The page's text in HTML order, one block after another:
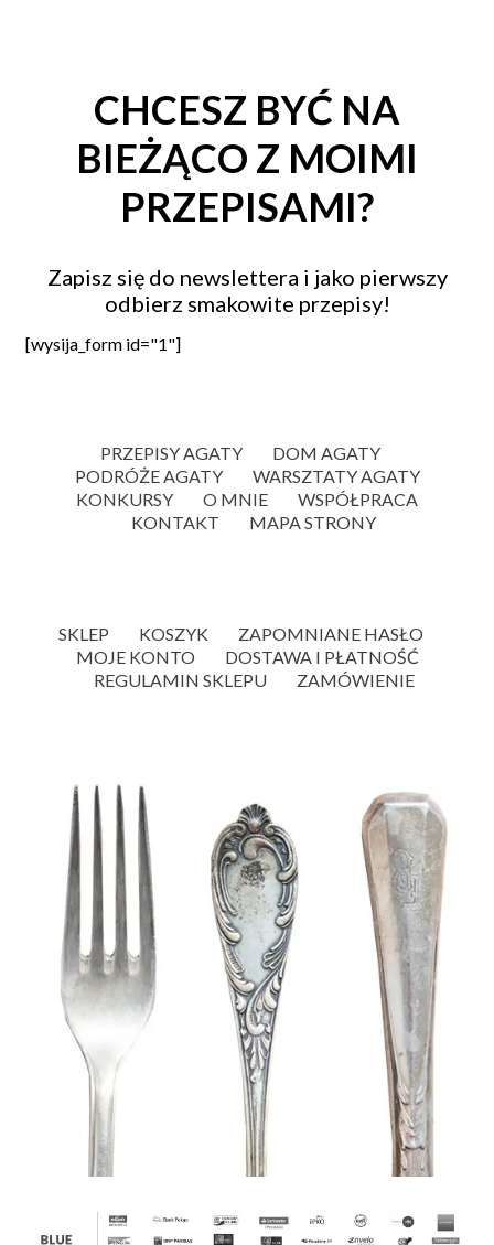
CHCESZ BYĆ NA
BIEŻĄCO Z MOIMI
PRZEPISAMI?
Zapisz się do newslettera i jako pierwszy
odbierz smakowite przepisy!
[wysija_form id="1"]
PRZEPISY AGATY
DOM AGATY
PODRÓŻE AGATY
WARSZTATY AGATY
KONKURSY
O MNIE
WSPÓŁPRACA
KONTAKT
MAPA STRONY
SKLEP KOSZYK
ZAPOMNIANE HASŁO
MOJE KONTO
DOSTAWA I PŁATNOŚĆ
REGULAMIN SKLEPU
ZAMÓWIENIE